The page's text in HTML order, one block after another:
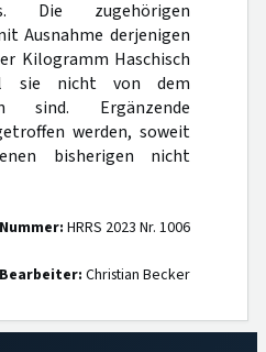
Die zugehörigen
Ausnahme derjenigen
Kilogramm Haschisch
sie nicht von dem
sind. Ergänzende
werden, soweit
bisherigen nicht
HRRS 2023 Nr. 1006
Bearbeiter: Christian Becker